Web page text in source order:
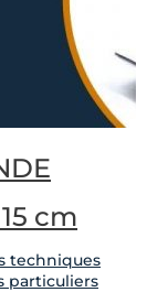
cm
techniques
particuliers